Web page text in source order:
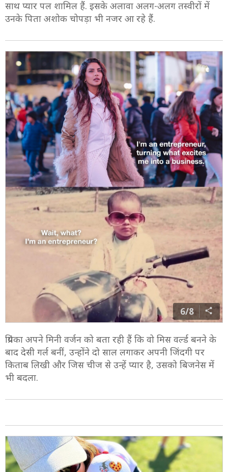
साथ प्यार पल शामिल हैं. इसके अलावा अलग-अलग तस्वीरों में
उनके पिता अशोक चोपड़ा भी नजर आ रहे हैं.
6/8
प्रियंका अपने मिनी वर्जन को बता रही हैं कि वो मिस वर्ल्ड बनने के
बाद देसी गर्ल बनीं, उन्होंने दो साल लगाकर अपनी जिंदगी पर
किताब लिखी और जिस चीज से उन्हें प्यार है, उसको बिजनेस में
भी बदला.